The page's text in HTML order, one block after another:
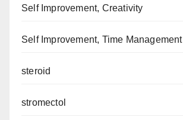
Self Improvement, Creativity
Self Improvement, Time Management
steroid
stromectol